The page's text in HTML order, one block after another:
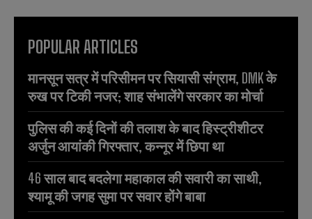
POPULAR ARTICLES
मानसून सत्र में परिसीमन पर सियासी संग्राम, DMK के
रुख पर टिकी नजर; शाह संभालेंगे सरकार का मोर्चा
पुलिस की कई दिनों की तलाश के बाद हिस्ट्रीशीटर
अर्जुन आयांकी गिरफ्तार, कन्नूर में छिपा था
46 साल बाद बदलेगा महाकाल की सवारी का साथी,
श्यामू की जगह सुमा पर सवार होंगे बाबा